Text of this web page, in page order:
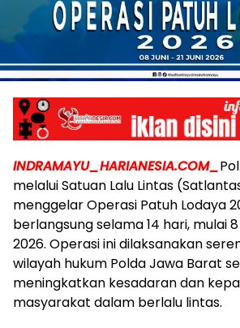
INDRAMAYU_HARIANESIA.COM_
melalui Satuan Lalu Lintas
menggelar Operasi Patuh Lodaya
berlangsung selama 14 hari, mulai 8
2026. Operasi ini dilaksanakan
wilayah hukum Polda Jawa Barat
meningkatkan kesadaran dan
masyarakat dalam berlalu lintas.